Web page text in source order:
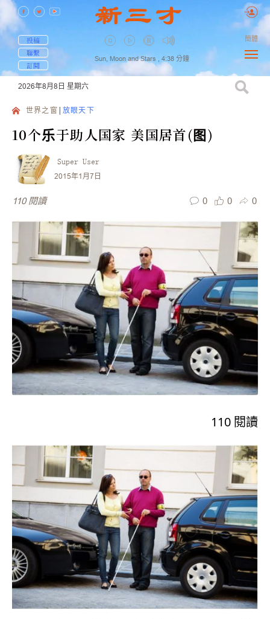
投稿
聯繫
訂閱
Sun, Moon and Stars , 4:38 分鐘
簡體
2026年8月8日 星期六
世界之窗 放眼天下
10个乐于助人国家 美国居首(图)
Super User
2015年1月7日
110 閱讀 0 0 0
110 閱讀